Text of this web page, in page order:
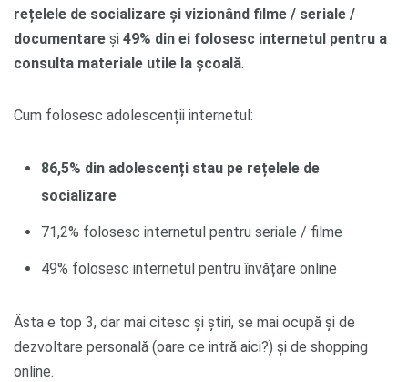
rețelele de socializare și vizionând filme / seriale /
documentare și 49% din ei folosesc internetul pentru a
consulta materiale utile la școală.
Cum folosesc adolescenții internetul:
86,5% din adolescenți stau pe rețelele de
socializare
71,2% folosesc internetul pentru seriale / filme
49% folosesc internetul pentru învățare online
Ăsta e top 3, dar mai citesc și știri, se mai ocupă și de
dezvoltare personală (oare ce intră aici?) și de shopping
online.